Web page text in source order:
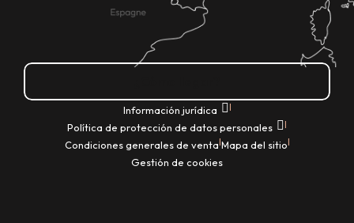
Información jurídica |
Política de protección de datos personales |
Condiciones generales de venta|Mapa del sitio|
Gestión de cookies